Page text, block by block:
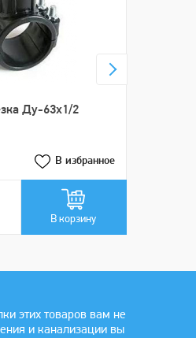
Ду-63х1/2
В избранное
В корзину
этих товаров вам не
и канализации вы